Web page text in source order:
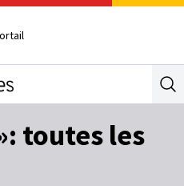
toutes les